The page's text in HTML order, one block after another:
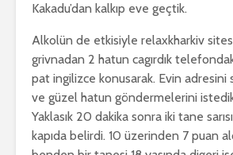
Kakadu’dan kalkıp eve geçtik.
Alkolün de etkisiyle relaxkharkiv
grivnadan 2 hatun cagırdık
pat ingilizce konusarak. Evin adresini
ve güzel hatun göndermelerini
Yaklasık 20 dakika sonra iki tane
kapıda belirdi. 10 üzerinden 7 puan